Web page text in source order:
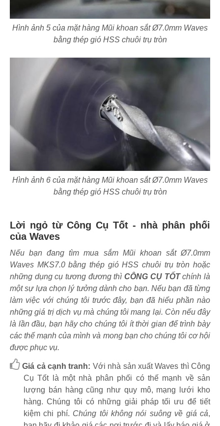
Hình ảnh 5 của mặt hàng Mũi khoan sắt Ø7.0mm Waves
bằng thép gió HSS chuôi trụ tròn
Hình ảnh 6 của mặt hàng Mũi khoan sắt Ø7.0mm Waves
bằng thép gió HSS chuôi trụ tròn
Lời ngỏ từ Công Cụ Tốt - nhà phân phối
của Waves
Nếu bạn đang tìm mua sắm Mũi khoan sắt Ø7.0mm
Waves MKS7.0 bằng thép gió HSS chuôi trụ tròn hoặc
những dụng cụ tương đương thìCÔNG CỤ TỐTchính là
một sự lựa chọn lý tưởng dành cho bạn. Nếu bạn đã từng
làm việc với chúng tôi trước đây, bạn đã hiểu phần nào
những giá trị dịch vụ mà chúng tôi mang lại. Còn nếu đây
là lần đầu, bạn hãy cho chúng tôi ít thời gian để trình bày
các thế mạnh của mình và mong bạn cho chúng tôi cơ hội
được phục vụ.
Giá cả cạnh tranh: Với nhà sản xuất Waves thì Công
Cụ Tốt là một nhà phân phối có thế mạnh về sản
lượng bán hàng cũng như quy mô, mạng lưới kho
hàng. Chúng tôi có những giải pháp tối ưu để tiết
kiệm chi phí. Chúng tôi không nói suông về giá cả,